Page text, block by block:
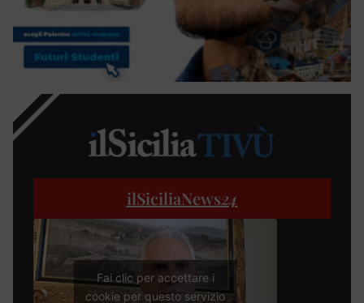
ilSiciliaNews24
Fai clic per accettare i
cookie per questo servizio